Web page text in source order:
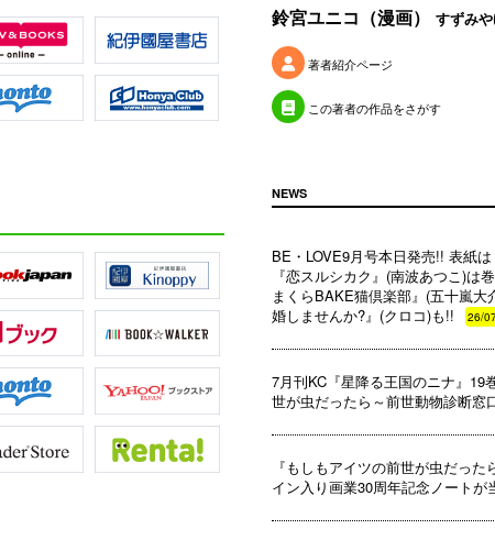
鈴宮ユニコ（漫画） すずみ
著者紹介ページ
この著者の作品をさがす
NEWS
BE・LOVE9月号本日発売!! 表紙
『恋スルシカク』(南波あつこ)
まくらBAKE猫倶楽部』(五十嵐
婚しませんか?』(クロコ)も!!
26/
7月刊KC『星降る王国のニナ』19
世が虫だったら～前世動物診断窓
『もしもアイツの前世が虫だっ
イン入り画業30周年記念ノート